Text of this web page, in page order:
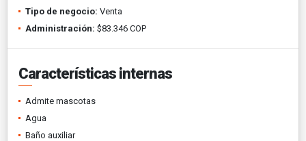
Tipo de negocio: Venta
Administración: $83.346 COP
Características internas
Admite mascotas
Agua
Baño auxiliar